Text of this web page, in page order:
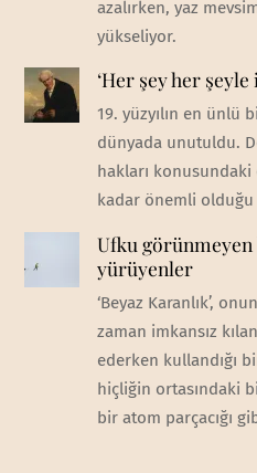
azalırken, yaz
yükseliyor.
‘Her şey her şeyle
19. yüzyılın en ünlü
dünyada unutuldu.
hakları konusundaki
kadar önemli
Ufku
yürüyenler
‘Beyaz Karanlık’,
zaman imkansız
ederken kullandığı
hiçliğin ortasındaki
bir atom parçacığı